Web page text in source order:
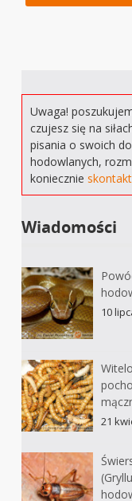
Uwaga!
czujesz się na
pisania o swoich
hodowlanych,
koniecznie
Wiadomości
10
21